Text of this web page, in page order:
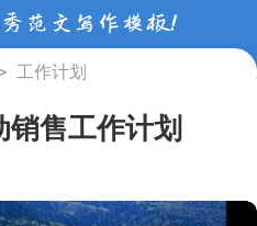
工作计划
售工作计划